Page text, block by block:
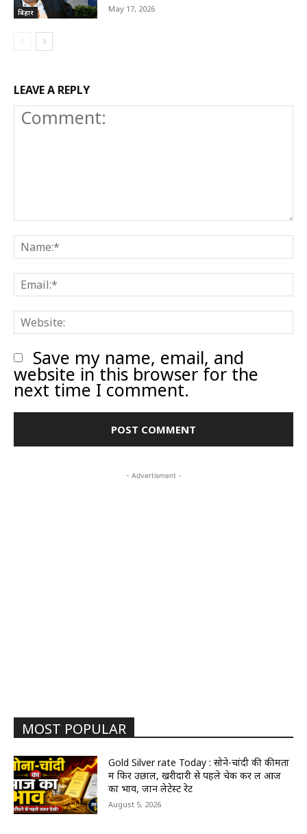
बिहार May 17, 2026
LEAVE A REPLY
Comment:
Save my name, email, and
website in this browser for the
next time I comment.
- Advertisment -
MOST POPULAR
Gold Silver rate Today : सोने-चांदी की कीमतों
में फिर उछाल, खरीदारी से पहले चेक कर लें आज
का भाव, जानें लेटेस्ट रेट
August 5, 2026